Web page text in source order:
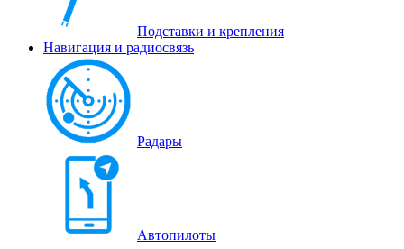
Подставки и крепления
Навигация и радиосвязь
Радары
Автопилоты